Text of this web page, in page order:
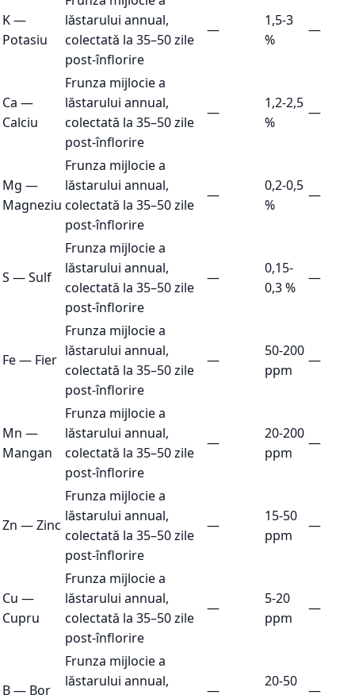
K—
Potasiu
lăstarului annual,
colectată la 35–50 zile
post-înflorire
—
1,5-3
%
—
Ca —
Calciu
Frunza mijlocie a
lăstarului annual,
colectată la 35–50 zile
post-înflorire
—
1,2-2,5
%
—
Mg —
Magneziu
Frunza mijlocie a
lăstarului annual,
colectată la 35–50 zile
post-înflorire
—
0,2-0,5
%
—
S —Sulf
Frunza mijlocie a
lăstarului annual,
colectată la 35–50 zile
post-înflorire
—
0,15-
0,3 %
—
Fe— Fier
Frunza mijlocie a
lăstarului annual,
colectată la 35–50 zile
post-înflorire
—
50-200
ppm
—
Mn —
Mangan
Frunza mijlocie a
lăstarului annual,
colectată la 35–50 zile
post-înflorire
—
20-200
ppm
—
Zn —Zinc
Frunza mijlocie a
lăstarului annual,
colectată la 35–50 zile
post-înflorire
—
15-50
ppm
—
Cu —
Cupru
Frunza mijlocie a
lăstarului annual,
colectată la 35–50 zile
post-înflorire
—
5-20
ppm
—
B— Bor
Frunza mijlocie a
lăstarului annual,
—
20-50
—